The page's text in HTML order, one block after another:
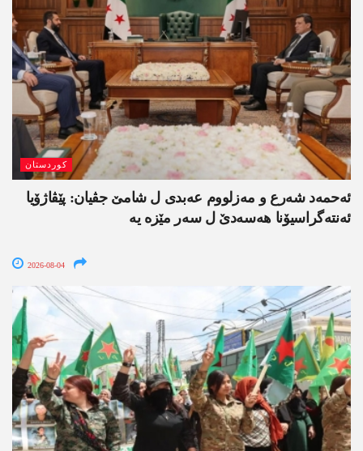
کوردستان
ئەحمەد شەرع و مەزلووم عەبدی ل شامێ جڤیان: پێڤاژۆیا
ئەنتەگراسیۆنا ھەسەدێ ل سەر مێزە یە
2026-08-04